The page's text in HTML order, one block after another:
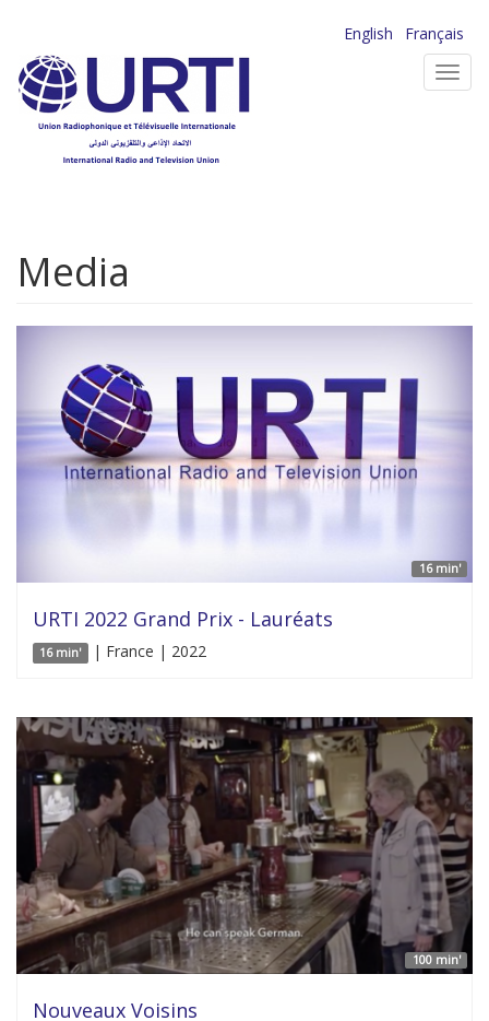
contenu
principal
English
Français
Media
16 min'
URTI 2022 Grand Prix - Lauréats
16 min' | France | 2022
100 min'
Nouveaux Voisins